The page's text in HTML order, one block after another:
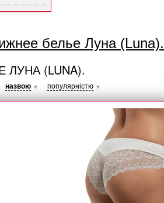
белье Луна (Luna).
(LUNA).
назвою ▼ популярністю ▼